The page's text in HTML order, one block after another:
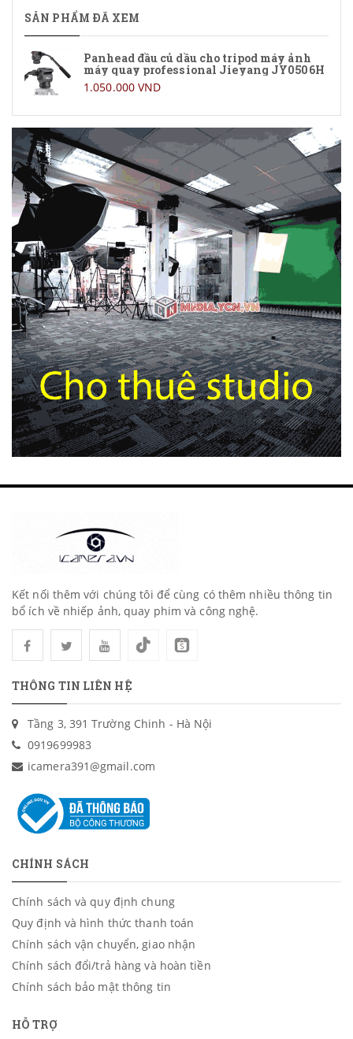
SẢN PHẨM ĐÃ XEM
Panhead đầu củ dầu cho tripod máy ảnh
máy quay professional Jieyang JY0506H
1.050.000 VND
Kết nối thêm với chúng tôi để cùng có thêm nhiều thông tin
bổ ích về nhiếp ảnh, quay phim và công nghệ.
THÔNG TIN LIÊN HỆ
Tầng 3, 391 Trường Chinh - Hà Nội
0919699983
icamera391@gmail.com
CHÍNH SÁCH
Chính sách và quy định chung
Quy định và hình thức thanh toán
Chính sách vận chuyển, giao nhận
Chính sách đổi/trả hàng và hoàn tiền
Chính sách bảo mật thông tin
HỖ TRỢ